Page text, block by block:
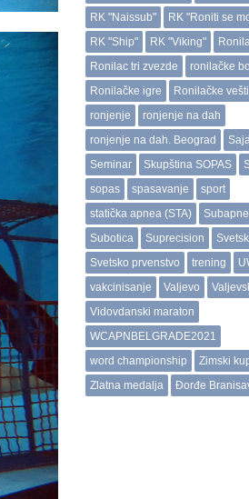
RK "Naissub"
RK "Roniti se
RK "Ship"
RK "Viking"
Ronilac tri zvezde
ronilačke
Ronilačke igre
Ronilačke
ronjenje
ronjenje na dah
ronjenje na dah. Beograd
Seminar
Skupština SOPAS
sopas
spasavanje
sport
statička apnea (STA)
Subotica
Suprecision
Svetsko prvenstvo
trening
vakcinisanje
Valjevo
Vidovdanski maraton
WCAPNBELGRADE2021
word championship
Zimski
Zlatna medalja
Đorđe